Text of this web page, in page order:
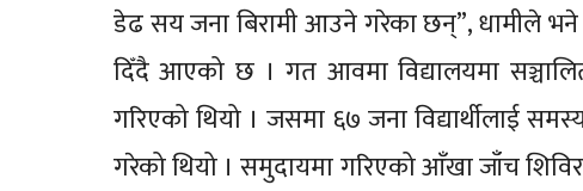
डेढ सय जना बिरामी आउने गरेका छन्”, धामीले भने
दिँदै आएको छ । गत आवमा विद्यालयमा
गरिएको थियो । जसमा ६७ जना विद्यार्थीलाई
गरेको थियो । समुदायमा गरिएको आँखा जाँच